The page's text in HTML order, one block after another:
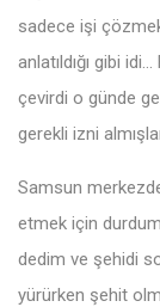
sadece işi
anlatıldığı gibi
çevirdi o günde
gerekli izni
Samsun
etmek için
dedim ve şehidi
yürürken şehit